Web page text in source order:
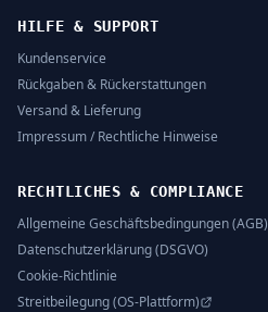
HILFE & SUPPORT
Kundenservice
Rückgaben & Rückerstattungen
Versand & Lieferung
Impressum / Rechtliche Hinweise
RECHTLICHES & COMPLIANCE
Allgemeine Geschäftsbedingungen (AGB)
Datenschutzerklärung (DSGVO)
Cookie-Richtlinie
Streitbeilegung (OS-Plattform)